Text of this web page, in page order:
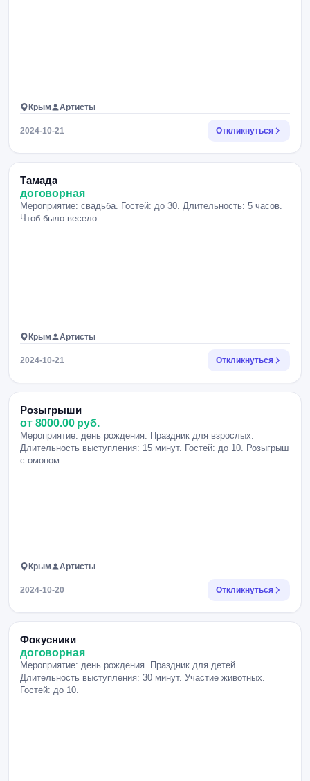
Крым Артисты
2024-10-21 Откликнуться
Тамада
договорная
Мероприятие: свадьба. Гостей: до 30. Длительность: 5 часов.
Чтоб было весело.
Крым Артисты
2024-10-21 Откликнуться
Розыгрыши
от 8000.00 руб.
Мероприятие: день рождения. Праздник для взрослых.
Длительность выступления: 15 минут. Гостей: до 10. Розыгрыш
с омоном.
Крым Артисты
2024-10-20 Откликнуться
Фокусники
договорная
Мероприятие: день рождения. Праздник для детей.
Длительность выступления: 30 минут. Участие животных.
Гостей: до 10.